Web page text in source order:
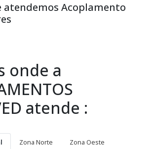
atendemos Acoplamento
onde a
atende :
Zona Norte
Zona Oeste